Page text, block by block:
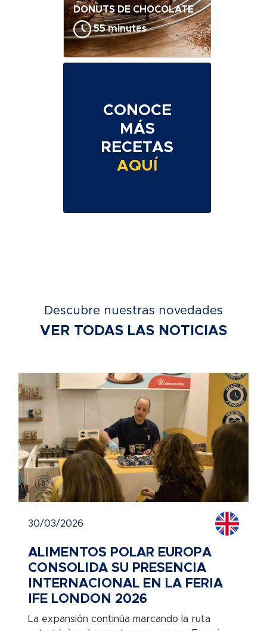
DONUTS DE CHOCOLATE
55 minutes
CONOCE
MÁS
RECETAS
AQUÍ
Descubre nuestras novedades
VER TODAS LAS NOTICIAS
30/03/2026
ALIMENTOS POLAR EUROPA
CONSOLIDA SU PRESENCIA
INTERNACIONAL EN LA FERIA
IFE LONDON 2026
La expansión continúa marcando la ruta